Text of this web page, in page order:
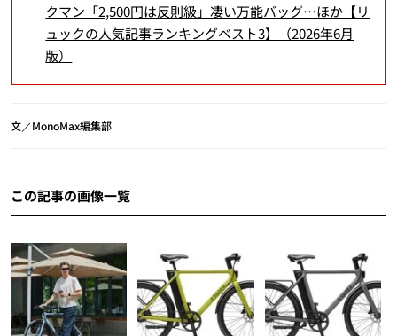
クマン「2,500円は反則級」凄い万能バッグ…ほか【リ
ュックの人気記事ランキングベスト3】（2026年6月
版）
文／MonoMax編集部
この記事の画像一覧